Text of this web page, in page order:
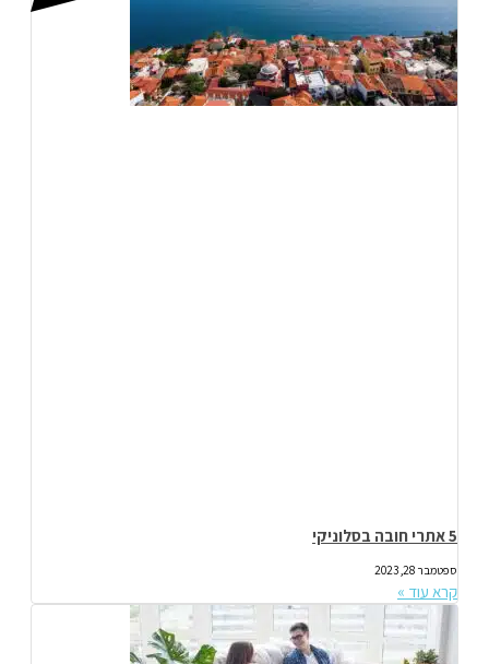
5 אתרי חובה בסלוניקי
ספטמבר 28, 2023
קרא עוד »